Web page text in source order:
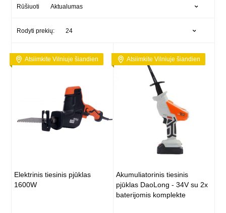
Rūšiuoti Aktualumas
Rodyti prekių: 24
Atsiimkite Vilniuje šiandien
Elektrinis tiesinis pjūklas
1600W
Atsiimkite Vilniuje šiandien
Akumuliatorinis tiesinis
pjūklas DaoLong - 34V su 2x
baterijomis komplekte